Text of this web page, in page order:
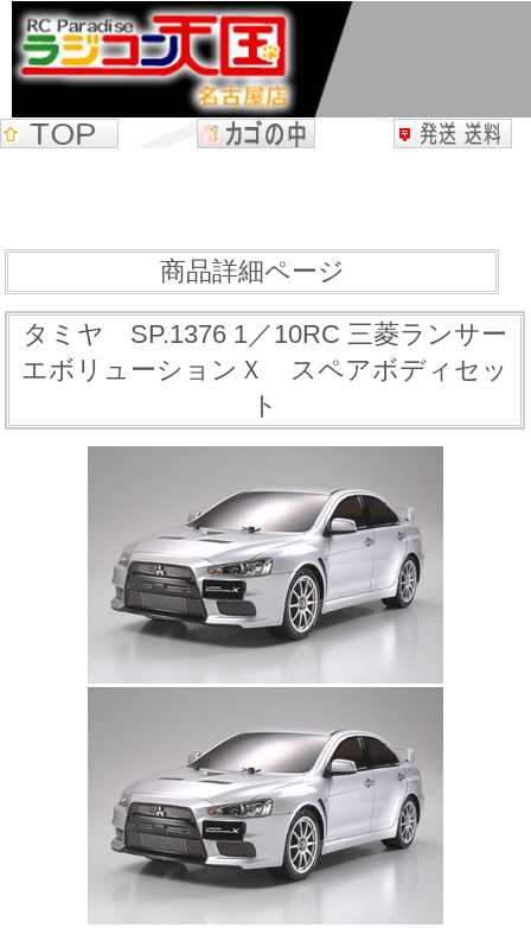
商品詳細ページ
タミヤ SP.1376 1／10RC 三菱ランサー
エボリューションＸ スペアボディセッ
ト